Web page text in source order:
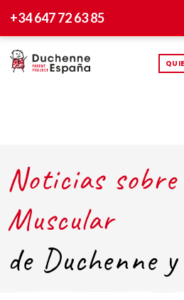
+34 647 72 63 85
Noticias
Muscular
de Duchenne